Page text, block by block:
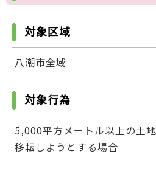
対象区域
八潮市全域
対象行為
5,000平方メートル以上の土
移転しようとする場合